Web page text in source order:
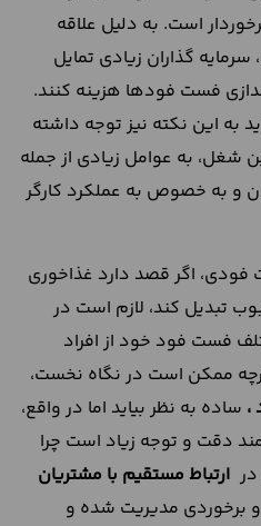
است. به دلیل علاقه
گذاران زیادی تمایل
فست فود‌ها هزینه کنند.
به این نکته نیز توجه داشته
شغل، به عوامل زیادی از جمله
و به خصوص به عملکرد کارگر
فودی، اگر قصد دارد غذاخوری
تبدیل کند، لازم است در
فست فود خود از افراد
ممکن است در نگاه نخست،
ساده به نظر بیاید اما در واقع،
دقت و توجه زیاد است چرا
ارتباط مستقیم با مشتریان
و برخوردی مدیریت شده و